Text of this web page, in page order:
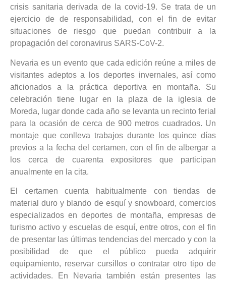
crisis sanitaria derivada de la covid-19. Se trata de un
ejercicio de de responsabilidad, con el fin de evitar
situaciones de riesgo que puedan contribuir a la
propagación del coronavirus SARS-CoV-2.
Nevaria es un evento que cada edición reúne a miles de
visitantes adeptos a los deportes invernales, así como
aficionados a la práctica deportiva en montaña. Su
celebración tiene lugar en la plaza de la iglesia de
Moreda, lugar donde cada año se levanta un recinto ferial
para la ocasión de cerca de 900 metros cuadrados. Un
montaje que conlleva trabajos durante los quince días
previos a la fecha del certamen, con el fin de albergar a
los cerca de cuarenta expositores que participan
anualmente en la cita.
El certamen cuenta habitualmente con tiendas de
material duro y blando de esquí y snowboard, comercios
especializados en deportes de montaña, empresas de
turismo activo y escuelas de esquí, entre otros, con el fin
de presentar las últimas tendencias del mercado y con la
posibilidad de que el público pueda adquirir
equipamiento, reservar cursillos o contratar otro tipo de
actividades. En Nevaria también están presentes las